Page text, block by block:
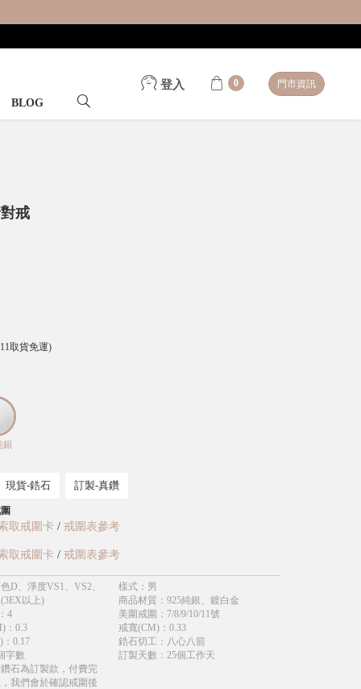
BLOG
登入 0 門市資訊
戒
取貨免運)
銀
現貨-鋯石 訂製-真鑽
取戒圍卡 / 戒圍表參考
取戒圍卡 / 戒圍表參考
D、淨度VS1、VS2、
以上)
樣式： 男
商品材質 ： 925純銀、鍍白金
4 美圍戒圍 ： 7/8/9/10/11號
： 0.3 戒寬(CM)： 0.33
： 0.17 鋯石切工 ： 八心八箭
字數
訂製天數 ： 25個工作天
石為訂製款，付費完
我們會於確認戒圍後